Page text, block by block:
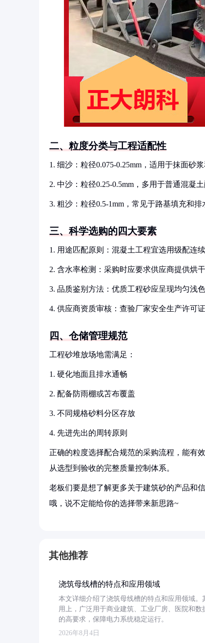
二、粒度分类与工程适配性
1. 细沙：粒径0.075-0.25mm，适用于抹面砂
2. 中沙：粒径0.25-0.5mm，多用于普通混凝土
3. 粗沙：粒径0.5-1mm，常见于路基填充和排
三、科学选购的四大要素
1. 用途匹配原则：混凝土工程宜选用级配连
2. 含水率检测：采购时应要求供应商提供烘
3. 品质鉴别方法：优质工程砂应呈现均匀浅
4. 供应商资质审核：查验厂家安全生产许可
四、仓储管理规范
工程砂堆放场地需满足：
1. 硬化地面且排水通畅
2. 配备防雨棚或苫布覆盖
3. 不同规格砂料分区存放
4. 先进先出的周转原则
正确的粒度选择配合规范的采购流程，能有
从选型到验收的完整质量控制体系。
老板们要是想了解更多关于建筑砂的产品和
哦，说不定能给你的选择带来新思路~
其他推荐
浇筑母线槽的特点和应用领域
本文详细介绍了浇筑母线槽的特点和应用领域
用上，广泛用于商业建筑、工业厂房、医院和
的高要求，保障电力系统稳定运行。
2026年8月4日